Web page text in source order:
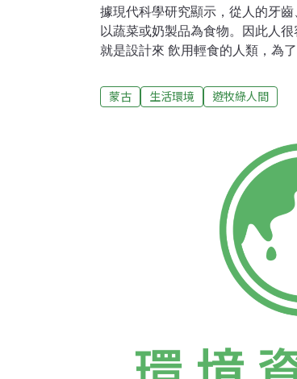
據現代科學研究顯示，從人的牙
以蔬菜或奶製品為食物。因此人
就是設計來 飲用輕食的人類，為
是5公斤、蒙古是99公 斤、美國是
調查。13世紀訪問蒙古的法國人
活模式，飲食習俗特色。並且留
作的內容：PLANO KARPINI說
四人份量。蒙古人冬天煮大麥，
大麥，可以撐一整天不餓；晚 上
獵動物，就飲用奶製品。所以蒙古
蒙古 生活環境 遊牧綠人間